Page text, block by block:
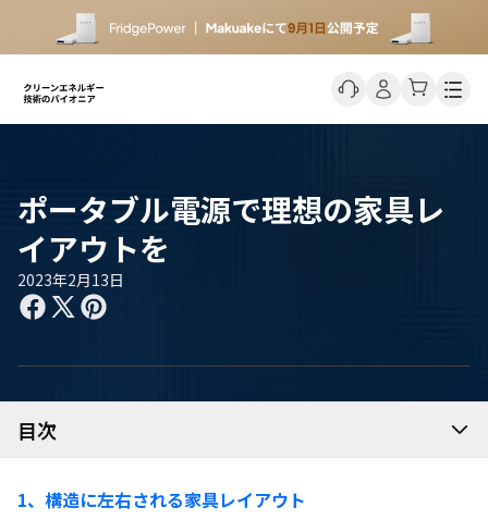
ポータブル電源で理想の家具レ
イアウトを
2023年2月13日
目次
1、構造に左右される家具レイアウト